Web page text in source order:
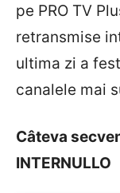
pe PRO TV
retransmise
ultima zi a
canalele mai
Câteva
INTERNULLO